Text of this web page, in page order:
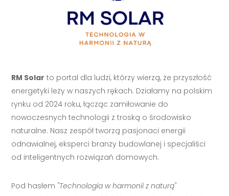
RM Solar to portal dla ludzi, którzy wierzą, że przyszłość
energetyki leży w naszych rękach. Działamy na polskim
rynku od 2024 roku, łącząc zamiłowanie do
nowoczesnych technologii z troską o środowisko
naturalne. Nasz zespół tworzą pasjonaci energii
odnawialnej, eksperci branży budowlanej i specjaliści
od inteligentnych rozwiązań domowych.
Pod hasłem "Technologia w harmonii z naturą"